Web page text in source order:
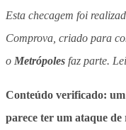
Esta checagem foi
Comprova, criado para
o Metrópoles faz parte.
Conteúdo verificado:
parece ter um ataque